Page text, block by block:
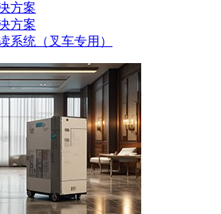
方案
方案
系统（叉车专用）